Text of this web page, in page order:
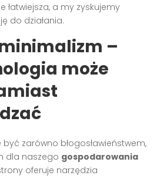
łatwiejsza, a my zyskujemy
do działania.
–
może
zarówno błogosławieństwem,
dla naszego gospodarowania
oferuje narzędzia